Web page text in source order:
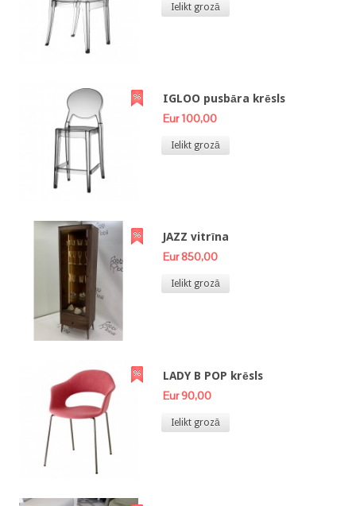
Ielikt grozā
IGLOO pusbāra krēsls
Eur 100,00
Ielikt grozā
JAZZ vitrīna
Eur 850,00
Ielikt grozā
LADY B POP krēsls
Eur 90,00
Ielikt grozā